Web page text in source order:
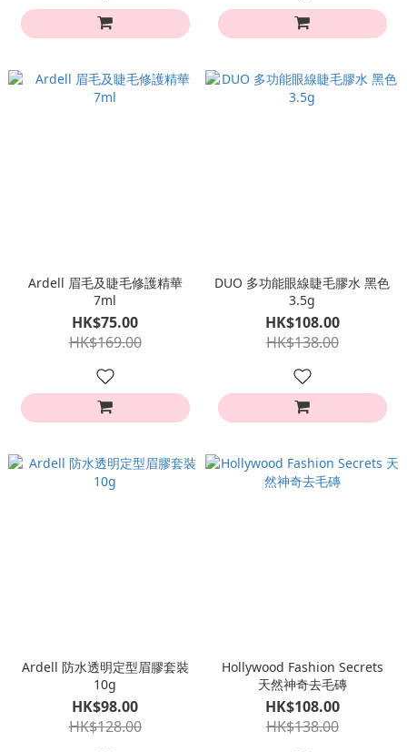
Ardell 眉毛及睫毛修護精華
7ml
HK$75.00
HK$169.00
DUO 多功能眼線睫毛膠水 黑色
3.5g
HK$108.00
HK$138.00
Ardell 防水透明定型眉膠套裝
10g
HK$98.00
HK$128.00
Hollywood Fashion Secrets
天然神奇去毛磚
HK$108.00
HK$138.00